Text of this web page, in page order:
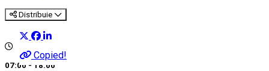
Distribuie
Copied!
07:00 - 18:00